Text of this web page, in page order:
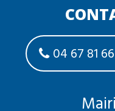
04 67 81